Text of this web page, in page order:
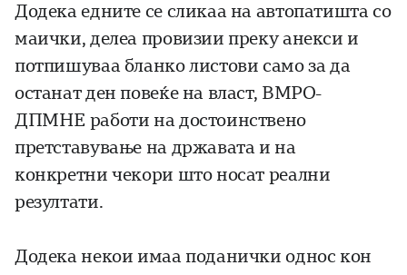
Додека едните се сликаа на автопатишта со
маички, делеа провизии преку анекси и
потпишуваа бланко листови само за да
останат ден повеќе на власт, ВМРО-
ДПМНЕ работи на достоинствено
претставување на државата и на
конкретни чекори што носат реални
резултати.
Додека некои имаа поданички однос кон